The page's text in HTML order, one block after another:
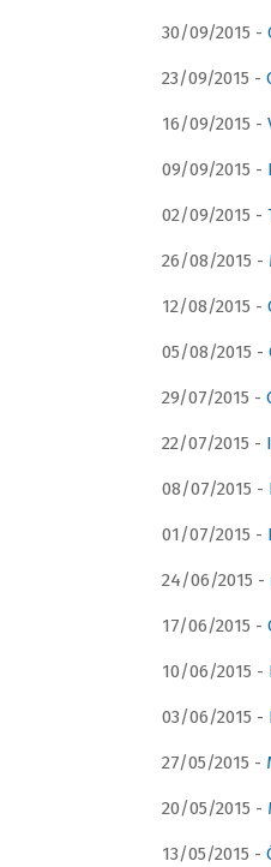
30/09/2015 -
23/09/2015 -
16/09/2015 -
09/09/2015 -
02/09/2015 -
26/08/2015 -
12/08/2015 -
05/08/2015 -
29/07/2015 -
22/07/2015 -
08/07/2015 -
01/07/2015 -
24/06/2015 -
17/06/2015 -
10/06/2015 -
03/06/2015 -
27/05/2015 -
20/05/2015 -
13/05/2015 -